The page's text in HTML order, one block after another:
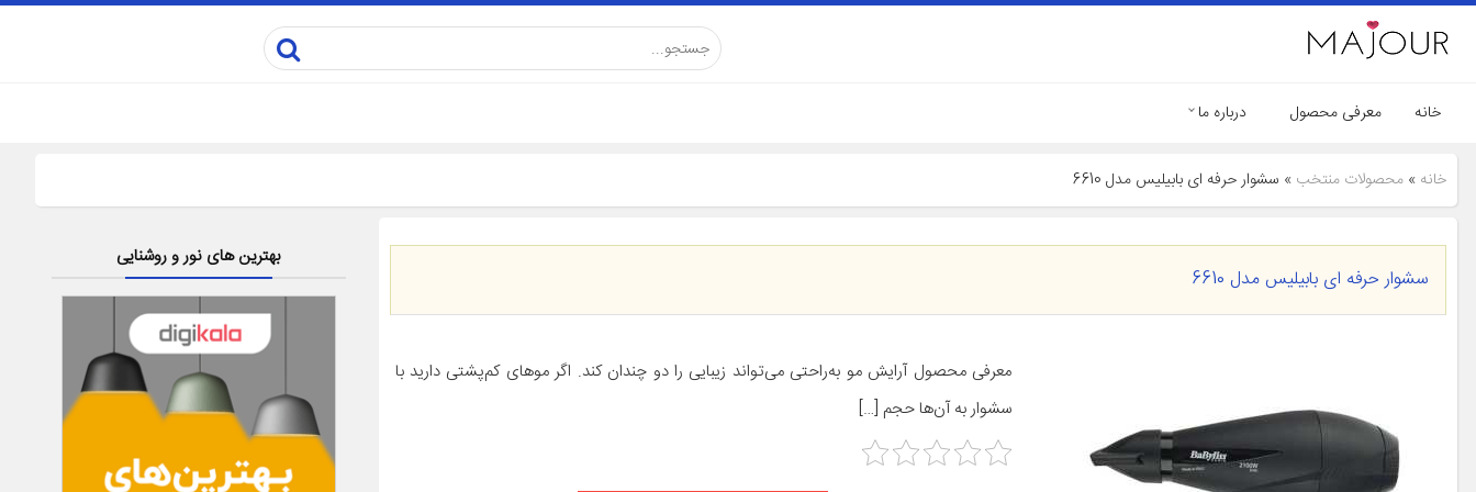
خانه معرفی محصول درباره ما
خانه » محصولات منتخب » سشوار حرفه ای بابیلیس مدل 6610
سشوار حرفه ای بابیلیس مدل 6610
معرفی محصول آرایش مو به‌راحتی می‌تواند زیبایی را دو چندان کند. اگر موهای کم‌پشتی دارید با
سشوار به آن‌ها حجم […]
بهترین های نور و روشنایی